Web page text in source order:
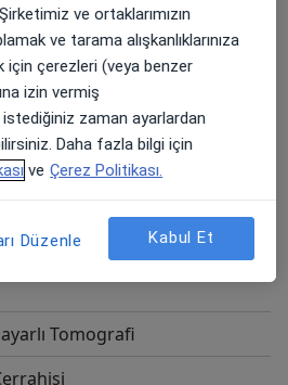
Tomografi
ve ortaklarımızın
ve tarama alışkanlıklarınıza
için çerezleri (veya benzer
izin vermiş
zaman ayarlardan
Daha fazla bilgi için
ve Çerez Politikası.
Düzenle Kabul Et